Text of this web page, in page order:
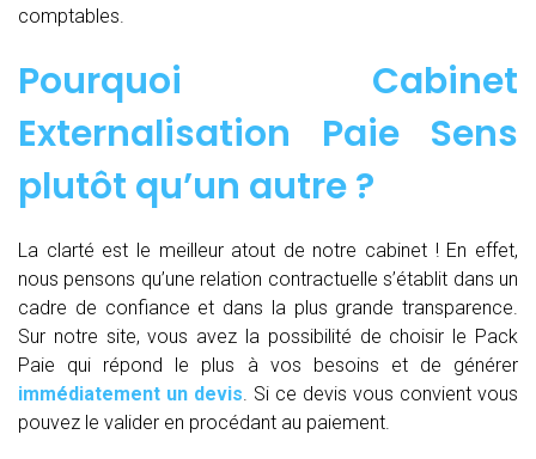
comptables.
Pourquoi Cabinet
Externalisation Paie Sens
plutôt qu’un autre ?
La clarté est le meilleur atout de notre cabinet ! En effet,
nous pensons qu’une relation contractuelle s’établit dans un
cadre de confiance et dans la plus grande transparence.
Sur notre site, vous avez la possibilité de choisir le Pack
Paie qui répond le plus à vos besoins et de générer
immédiatement un devis . Si ce devis vous convient vous
pouvez le valider en procédant au paiement.